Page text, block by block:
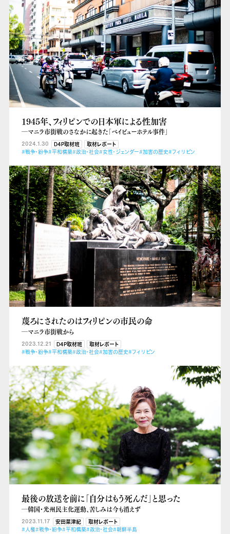
1945年、フィリピンでの日本軍による性加害
―マニラ市街戦のさなかに起きた「ベイビューホテル事件」
2024.1.30 D4P取材班
取材レポート
#戦争・紛争#平和構築#政治・社会#女性・ジェンダー#加害の歴史#フィリピン
蔑ろにされたのはフィリピンの市民の命
―マニラ市街戦から
2023.12.21 D4P取材班
取材レポート
#戦争・紛争#平和構築#政治・社会#加害の歴史#フィリピン
最後の放送を前に「自分はもう死んだ」と思った
―韓国・光州民主化運動、苦しみは今も消えず
2023.11.17 安田菜津紀
取材レポート
#人権#戦争・紛争#平和構築#政治・社会#朝鮮半島